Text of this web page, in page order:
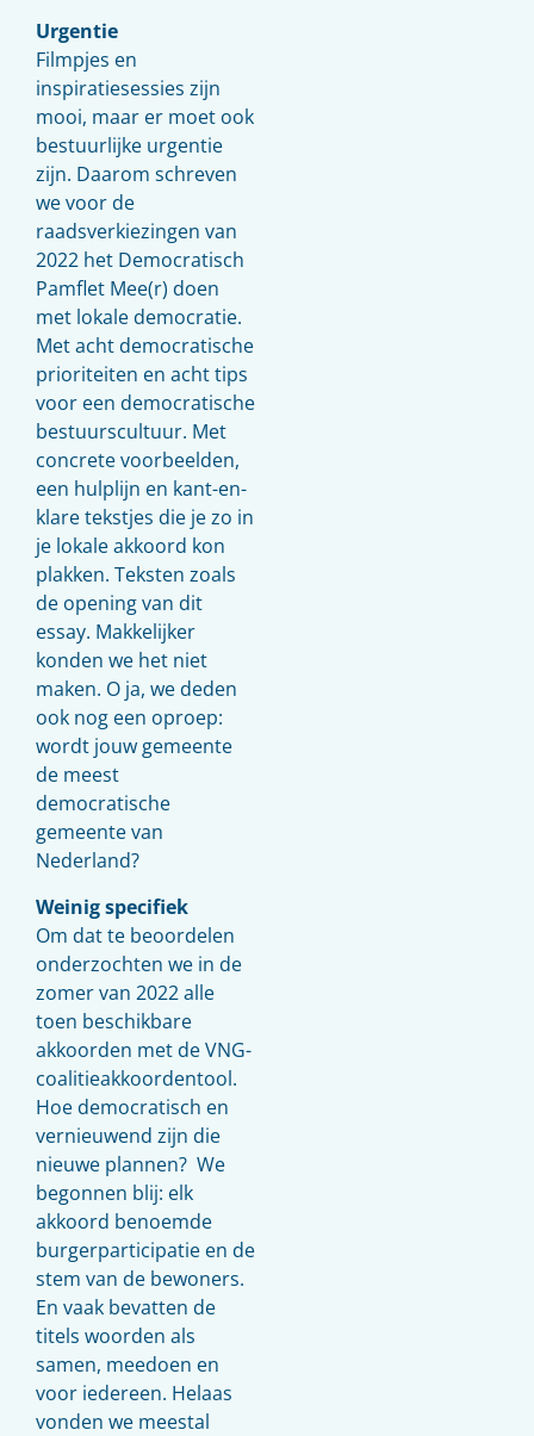
Urgentie
Filmpjes en
inspiratiesessies zijn
mooi, maar er moet ook
bestuurlijke urgentie
zijn. Daarom schreven
we voor de
raadsverkiezingen van
2022 het Democratisch
Pamflet Mee(r) doen
met lokale democratie.
Met acht democratische
prioriteiten en acht tips
voor een democratische
bestuurscultuur. Met
concrete voorbeelden,
een hulplijn en kant-en-
klare tekstjes die je zo in
je lokale akkoord kon
plakken. Teksten zoals
de opening van dit
essay. Makkelijker
konden we het niet
maken. O ja, we deden
ook nog een oproep:
wordt jouw gemeente
de meest
democratische
gemeente van
Nederland?
Weinig specifiek
Om dat te beoordelen
onderzochten we in de
zomer van 2022 alle
toen beschikbare
akkoorden met de VNG-
coalitieakkoordentool.
Hoe democratisch en
vernieuwend zijn die
nieuwe plannen? We
begonnen blij: elk
akkoord benoemde
burgerparticipatie en de
stem van de bewoners.
En vaak bevatten de
titels woorden als
samen, meedoen en
voor iedereen. Helaas
vonden we meestal